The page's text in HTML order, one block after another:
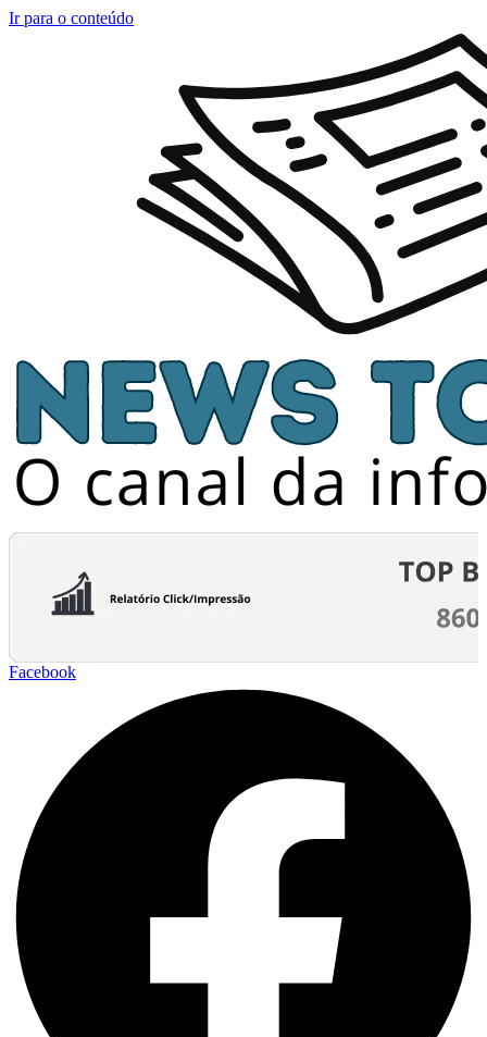
Ir para o conteúdo
Facebook